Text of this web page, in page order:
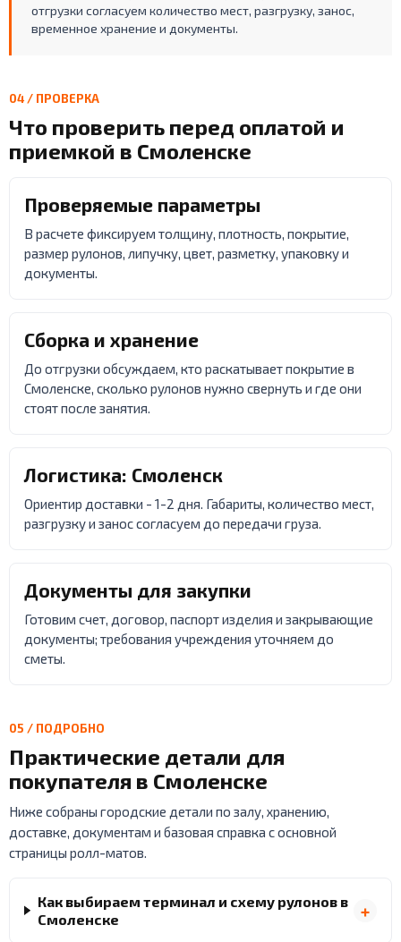
отгрузки согласуем количество мест, разгрузку, занос,
временное хранение и документы.
04 / ПРОВЕРКА
Что проверить перед оплатой и
приемкой в Смоленске
Проверяемые параметры
В расчете фиксируем толщину, плотность, покрытие,
размер рулонов, липучку, цвет, разметку, упаковку и
документы.
Сборка и хранение
До отгрузки обсуждаем, кто раскатывает покрытие в
Смоленске, сколько рулонов нужно свернуть и где они
стоят после занятия.
Логистика: Смоленск
Ориентир доставки - 1-2 дня. Габариты, количество мест,
разгрузку и занос согласуем до передачи груза.
Документы для закупки
Готовим счет, договор, паспорт изделия и закрывающие
документы; требования учреждения уточняем до
сметы.
05 / ПОДРОБНО
Практические детали для
покупателя в Смоленске
Ниже собраны городские детали по залу, хранению,
доставке, документам и базовая справка с основной
страницы ролл-матов.
Как выбираем терминал и схему рулонов в
Смоленске